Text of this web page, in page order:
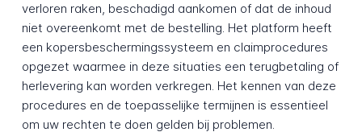
verloren raken, beschadigd aankomen of dat de inhoud
niet overeenkomt met de bestelling. Het platform heeft
een kopersbeschermingssysteem en claimprocedures
opgezet waarmee in deze situaties een terugbetaling of
herlevering kan worden verkregen. Het kennen van deze
procedures en de toepasselijke termijnen is essentieel
om uw rechten te doen gelden bij problemen.